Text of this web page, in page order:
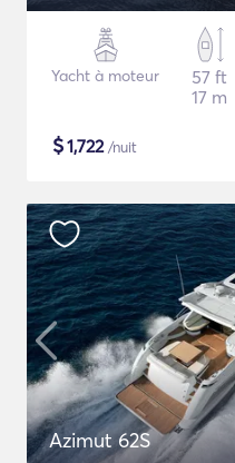
Yacht à moteur
57 ft
17 m
$1,722/nuit
Azimut 62S